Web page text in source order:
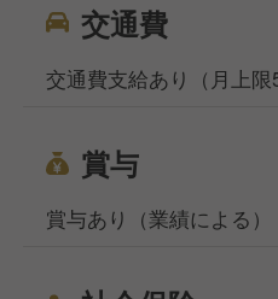
交通費
交通費支給あり（月上限
賞与
賞与あり（業績による）